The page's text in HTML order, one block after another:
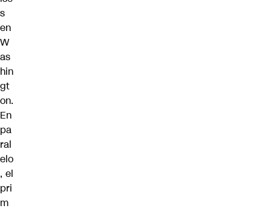
s
en
W
as
hin
gt
on.
En
pa
ral
elo
, el
pri
m